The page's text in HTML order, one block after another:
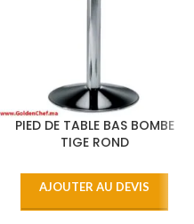
PIED DE TABLE BAS BOMBE
TIGE ROND
AJOUTER AU DEVIS